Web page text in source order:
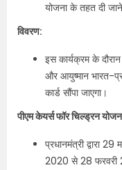
योजना के तहत दी
विवरण:
इस कार्यक्रम के
और आयुष्मान भारत-
कार्ड सौंपा जाएगा।
पीएम केयर्स फॉर चिल्ड्रन
प्रधानमंत्री द्वारा
2020 से 28 फरवरी